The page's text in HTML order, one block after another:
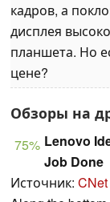
кадров, а
дисплея
планшета. Но
цене?
Обзоры на
75% Lenovo
Job Done
Источник: CNet